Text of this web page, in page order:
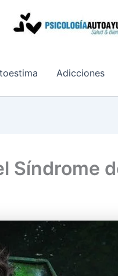
Adicciones
Síndrome